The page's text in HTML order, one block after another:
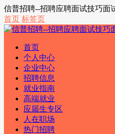
信普招聘--招聘应聘面试技巧面
首页 标签页
首页
个人中心
企业中心
招聘信息
就业指南
高端就业
应届生专区
人在职场
热门招聘